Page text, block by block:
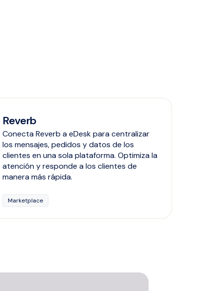
Reverb
Conecta Reverb a eDesk para centralizar
los mensajes, pedidos y datos de los
clientes en una sola plataforma. Optimiza la
atención y responde a los clientes de
manera más rápida.
Marketplace